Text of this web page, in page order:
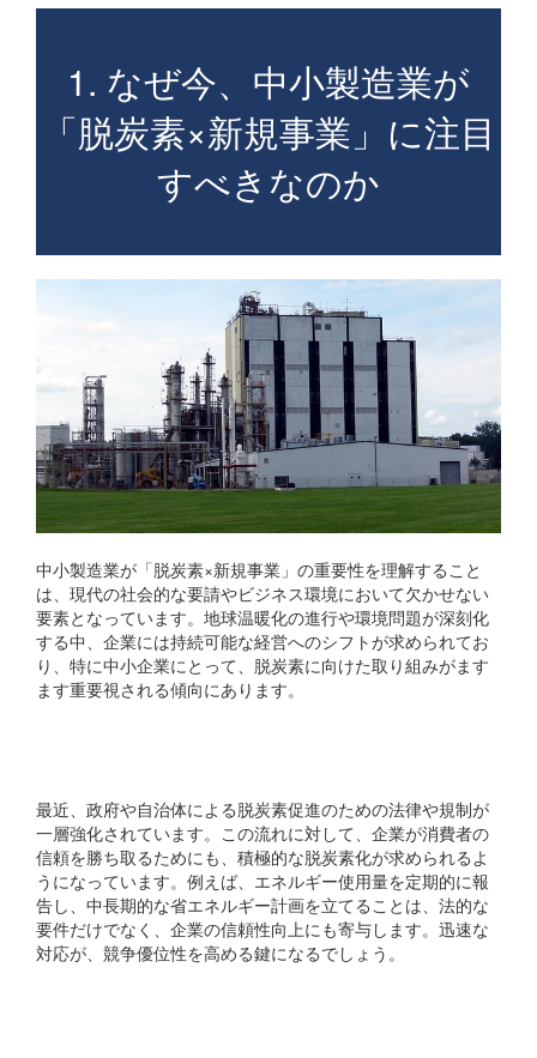
1. なぜ今、中小製造業が
「脱炭素×新規事業」に注目
すべきなのか
中小製造業が「脱炭素×新規事業」の重要性を理解すること
は、現代の社会的な要請やビジネス環境において欠かせない
要素となっています。地球温暖化の進行や環境問題が深刻化
する中、企業には持続可能な経営へのシフトが求められてお
り、特に中小企業にとって、脱炭素に向けた取り組みがます
ます重要視される傾向にあります。
最近、政府や自治体による脱炭素促進のための法律や規制が
一層強化されています。この流れに対して、企業が消費者の
信頼を勝ち取るためにも、積極的な脱炭素化が求められるよ
うになっています。例えば、エネルギー使用量を定期的に報
告し、中長期的な省エネルギー計画を立てることは、法的な
要件だけでなく、企業の信頼性向上にも寄与します。迅速な
対応が、競争優位性を高める鍵になるでしょう。